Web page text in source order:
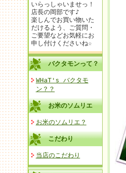
いらっしゃいませっ！
店長の岡部です♪
楽しんでお買い物いた
だけるよう、ご質問・
ご要望などお気軽にお
申し付けくださいね☆
バクタモンって？
WHaT's バクタモ
ン？？
お米のソムリエ
お米のソムリエ？
こだわり
当店のこだわり